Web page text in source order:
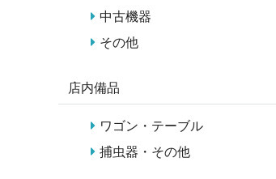
中古機器
その他
店内備品
ワゴン・テーブル
捕虫器・その他